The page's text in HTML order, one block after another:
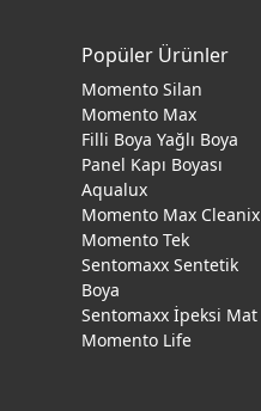
Popüler Ürünler
Momento Silan
Momento Max
Filli Boya Yağlı Boya
Panel Kapı Boyası
Aqualux
Momento Max Cleanix
Momento Tek
Sentomaxx Sentetik
Boya
Sentomaxx İpeksi Mat
Momento Life